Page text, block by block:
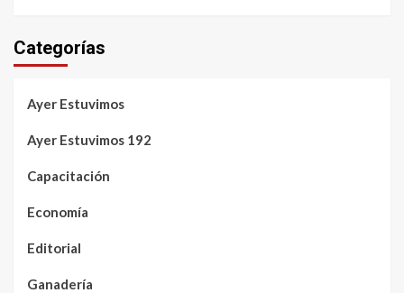
Categorías
Ayer Estuvimos
Ayer Estuvimos 192
Capacitación
Economía
Editorial
Ganadería